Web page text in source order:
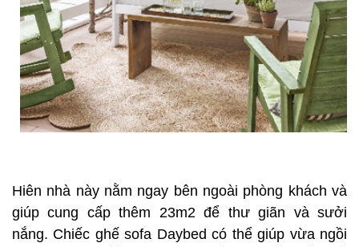
Hiên nhà này nằm ngay bên ngoài phòng khách và
giúp cung cấp thêm 23m2 để thư giãn và sưởi
nắng. Chiếc ghế sofa Daybed có thể giúp vừa ngồi